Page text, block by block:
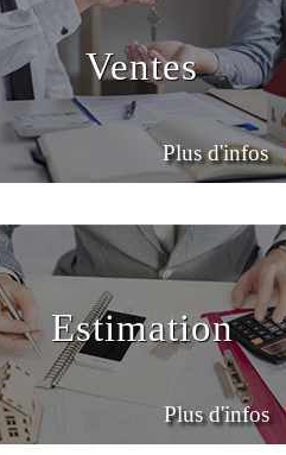
Ventes
Plus d'infos
Estimation
Plus d'infos